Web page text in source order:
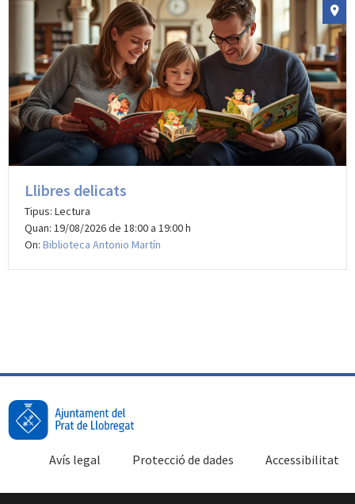
Llibres delicats
Tipus: Lectura
Quan: 19/08/2026 de 18:00 a 19:00 h
On: Biblioteca Antonio Martín
Accessibilitat
Protecció de dades
Avís legal